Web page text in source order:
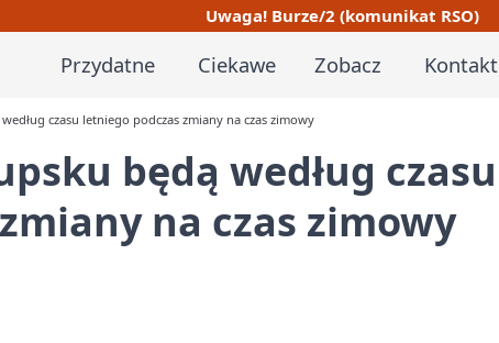
Uwaga! Burze/2 (komunikat RSO)
Przydatne Ciekawe Zobacz Kontakt
czasu letniego podczas zmiany na czas zimowy
będą według czasu
na czas zimowy